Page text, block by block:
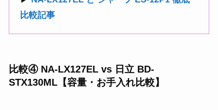
比較記事
比較④ NA-LX127EL vs 日立 BD-
STX130ML【容量・お手入れ比較】